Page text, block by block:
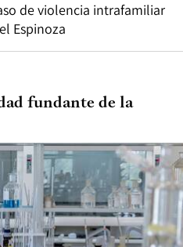
de violencia intrafamiliar
Espinoza
fundante de la